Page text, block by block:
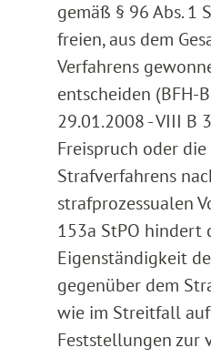
gemäß § 96 Abs. 1
freien, aus dem
Verfahrens
entscheiden (BFH-
29.01.2008 - VIII B
Freispruch oder
Strafverfahrens
strafprozessualen
153a StPO hindert
Eigenständigkeit
gegenüber dem
wie im Streitfall
Feststellungen zur